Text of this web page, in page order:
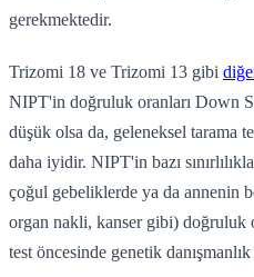
gerekmektedir.
Trizomi 18 ve Trizomi 13 gibi
NIPT'in doğruluk oranları Down
düşük olsa da, geleneksel tarama
daha iyidir. NIPT'in bazı
çoğul gebeliklerde ya da annenin
organ nakli, kanser gibi) doğruluk
test öncesinde genetik